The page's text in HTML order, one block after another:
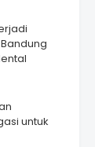
untuk